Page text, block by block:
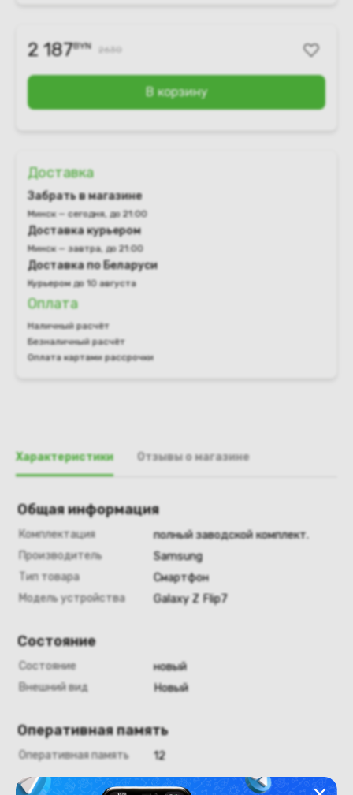
2 187BYN 2630
В корзину
Доставка
Забрать в магазине
Минск — сегодня, до 21:00
Доставка курьером
Минск — завтра, до 21:00
Доставка по Беларуси
Курьером до 10 августа
Оплата
Наличный расчёт
Безналичный расчёт
Оплата картами рассрочки
Характеристики Отзывы о магазине
Общая информация
Комплектация
полный заводской комплект.
Производитель
Samsung
Тип товара
Смартфон
Модель устройства
Galaxy Z Flip7
Состояние
Состояние
новый
Внешний вид
Новый
Оперативная память
Оперативная память 12